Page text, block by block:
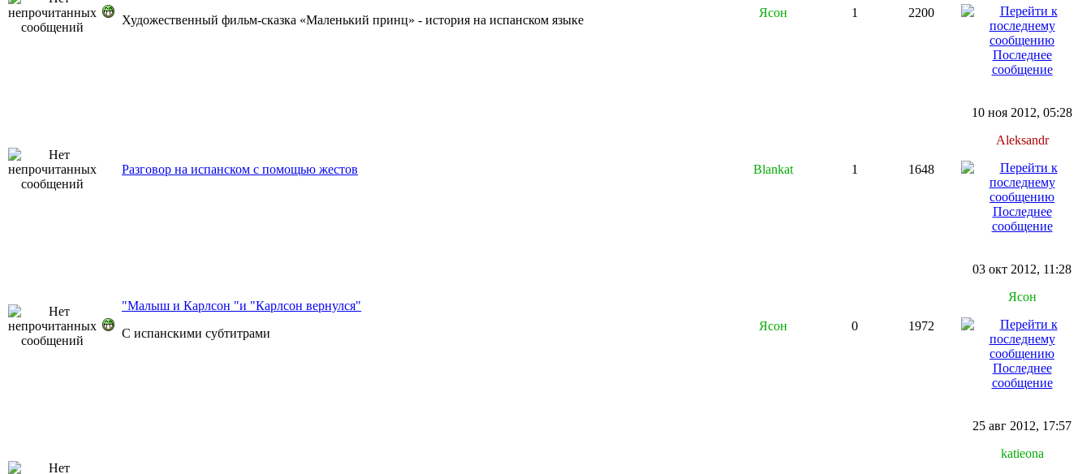
Художественный фильм-сказка «Маленький принц» - история на испанском языке
Ясон 1 2200
Последнее
сообщение
Разговор на испанском с помощью жестов Blankat 1 1648
10 ноя 2012, 05:28
Aleksandr
Последнее
сообщение
"Малыш и Карлсон "и "Карлсон вернулся"
С испанскими субтитрами
Ясон 0 1972
03 окт 2012, 11:28
Ясон
Последнее
сообщение
25 авг 2012, 17:57
katieona